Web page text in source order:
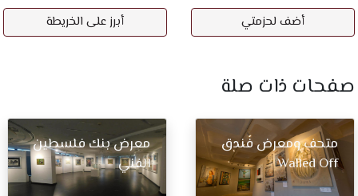
أضف لحزمتي أبرز على الخريطة
صفحات ذات صلة​
متحف ومعرض فندق
Walled Off
معرض بنك فلسطين
الفني